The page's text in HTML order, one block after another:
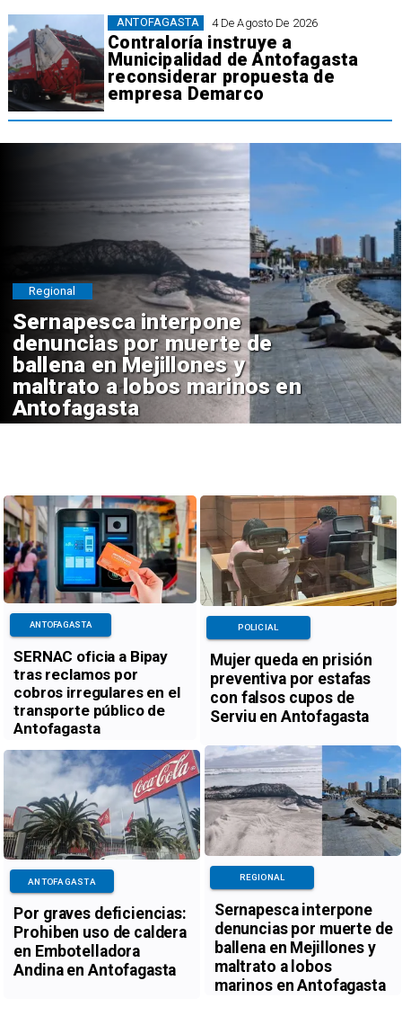
4 De Agosto De 2026
Contraloría instruye a
Municipalidad de Antofagasta
reconsiderar propuesta de
empresa Demarco
ANTOFAGASTA
Sernapesca interpone
denuncias por muerte de
ballena en Mejillones y
maltrato a lobos marinos en
Antofagasta
Regional
SERNAC oficia a Bipay
tras reclamos por
cobros irregulares en el
transporte público de
Antofagasta
ANTOFAGASTA
Mujer queda en prisión
preventiva por estafas
con falsos cupos de
Serviu en Antofagasta
POLICIAL
Por graves deficiencias:
Prohiben uso de caldera
en Embotelladora
Andina en Antofagasta
ANTOFAGASTA
Sernapesca interpone
denuncias por muerte de
ballena en Mejillones y
maltrato a lobos
marinos en Antofagasta
REGIONAL